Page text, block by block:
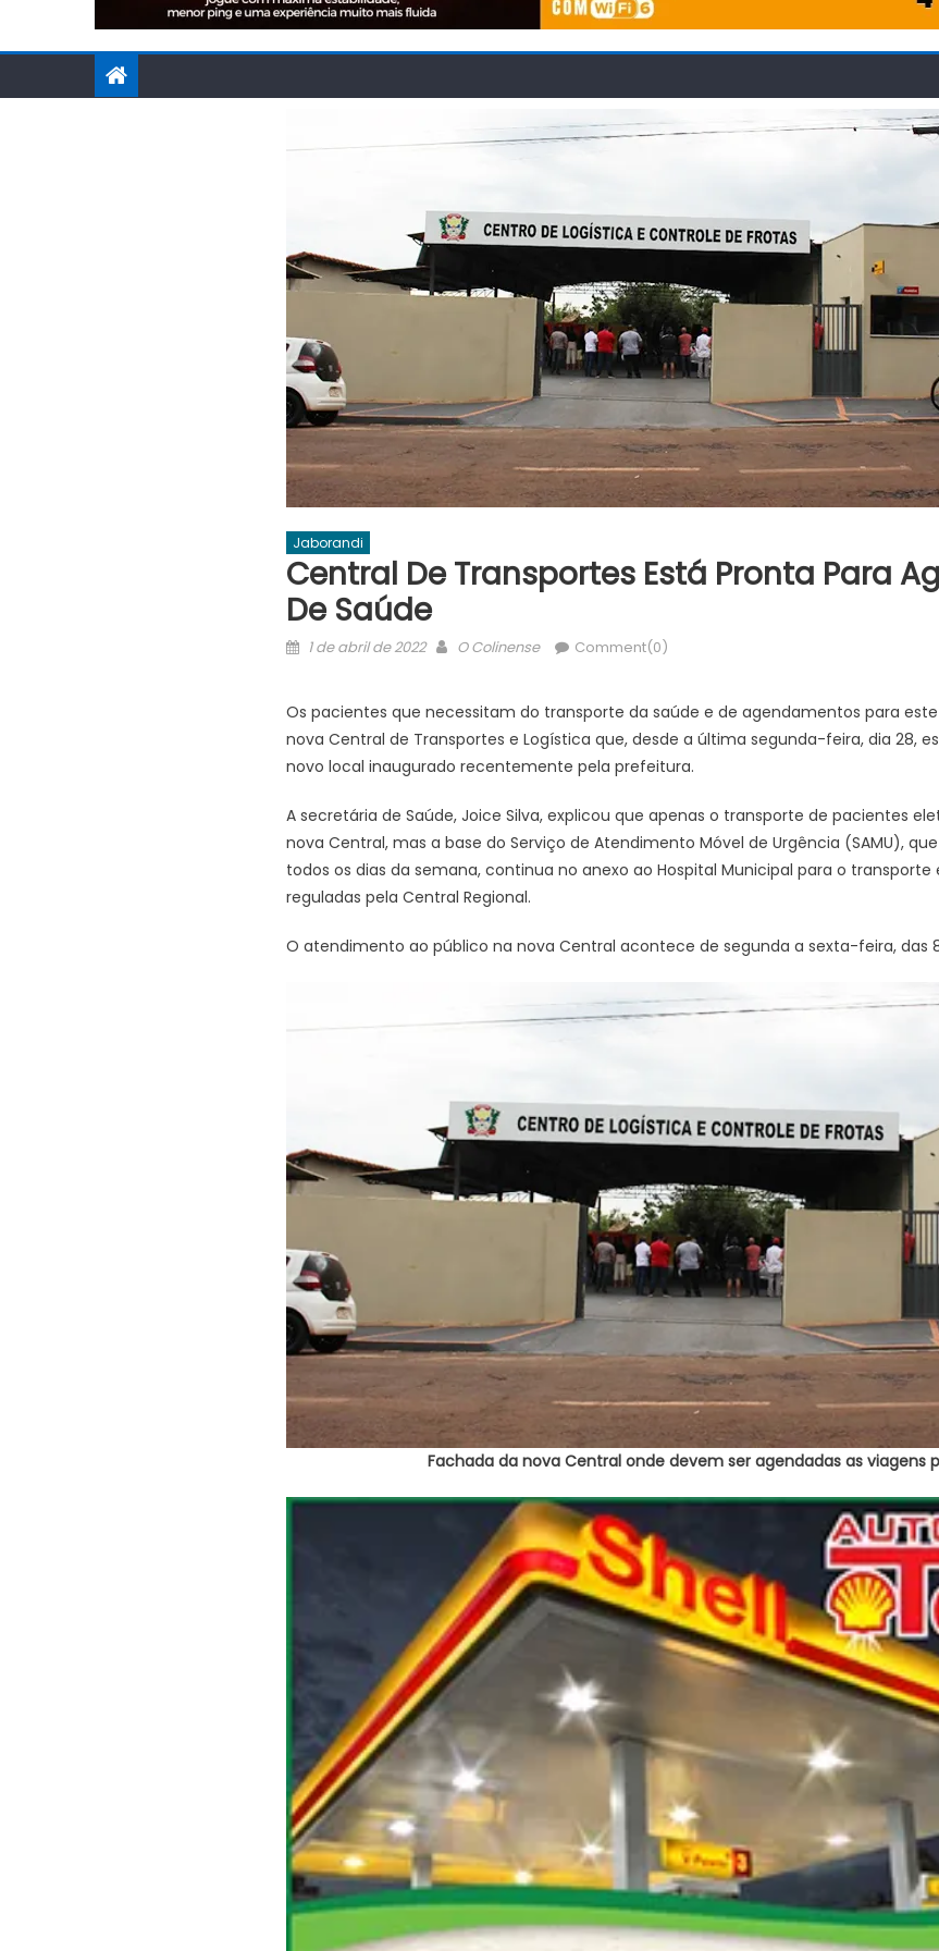
Jaborandi
Central De Transportes Está Pronta Para
De Saúde
Posted
1 de abril de 2022 Author
O Colinense Comment(0)
Os pacientes que necessitam do transporte da saúde e de agendamentos para
nova Central de Transportes e Logística que, desde a última segunda-feira, dia 28,
novo local inaugurado recentemente pela prefeitura.
A secretária de Saúde, Joice Silva, explicou que apenas o transporte de pacientes
nova Central, mas a base do Serviço de Atendimento Móvel de Urgência (SAMU),
todos os dias da semana, continua no anexo ao Hospital Municipal para o
reguladas pela Central Regional.
O atendimento ao público na nova Central acontece de segunda a sexta-feira, das 8
Fachada da nova Central onde devem ser agendadas as viagens